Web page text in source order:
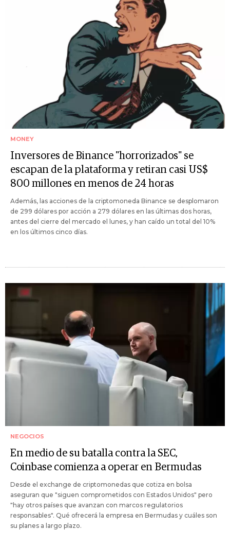
MONEY
Inversores de Binance "horrorizados" se
escapan de la plataforma y retiran casi US$
800 millones en menos de 24 horas
Además, las acciones de la criptomoneda Binance se desplomaron
de 299 dólares por acción a 279 dólares en las últimas dos horas,
antes del cierre del mercado el lunes, y han caído un total del 10%
en los últimos cinco días.
NEGOCIOS
En medio de su batalla contra la SEC,
Coinbase comienza a operar en Bermudas
Desde el exchange de criptomonedas que cotiza en bolsa
aseguran que "siguen comprometidos con Estados Unidos" pero
"hay otros países que avanzan con marcos regulatorios
responsables". Qué ofrecerá la empresa en Bermudas y cuáles son
su planes a largo plazo.